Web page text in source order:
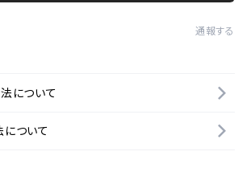
通報する
について
ついて